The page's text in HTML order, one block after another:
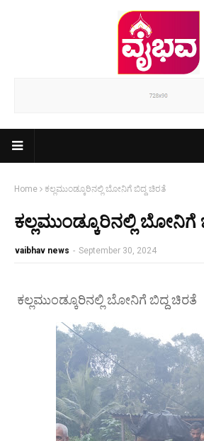
Home ಕಲ್ಲಮುಂಡ್ಕೂರಿನಲ್ಲಿ ಬೋನಿಗೆ ಬಿದ್ದ ಚಿರತೆ
ಕಲ್ಲಮುಂಡ್ಕೂರಿನಲ್ಲಿ ಬೋನಿಗೆ
vaibhav news - September 30, 2024
ಕಲ್ಲಮುಂಡ್ಕೂರಿನಲ್ಲಿ ಬೋನಿಗೆ ಬಿದ್ದ ಚಿರತೆ